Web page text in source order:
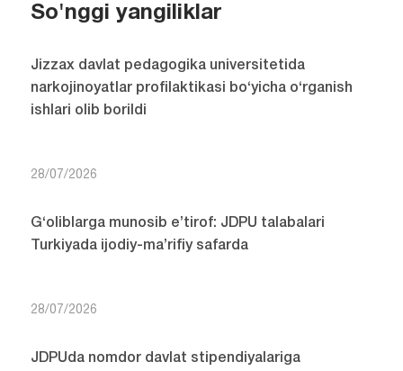
So'nggi yangiliklar
Jizzax davlat pedagogika universitetida
narkojinoyatlar profilaktikasi bo‘yicha o‘rganish
ishlari olib borildi
28/07/2026
G‘oliblarga munosib e’tirof: JDPU talabalari
Turkiyada ijodiy-ma’rifiy safarda
28/07/2026
JDPUda nomdor davlat stipendiyalariga